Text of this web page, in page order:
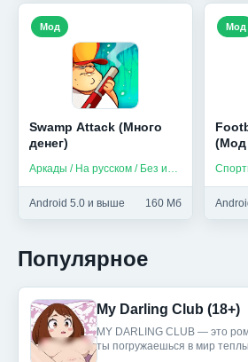
Swamp Attack (Много
денег)
Аркады / На русском / Без интернета
Android 5.0 и выше 160 Мб
Мод Мод
Популярное
My Darling Club (18+)
MY DARLING CLUB — это
ты погружаешься в мир